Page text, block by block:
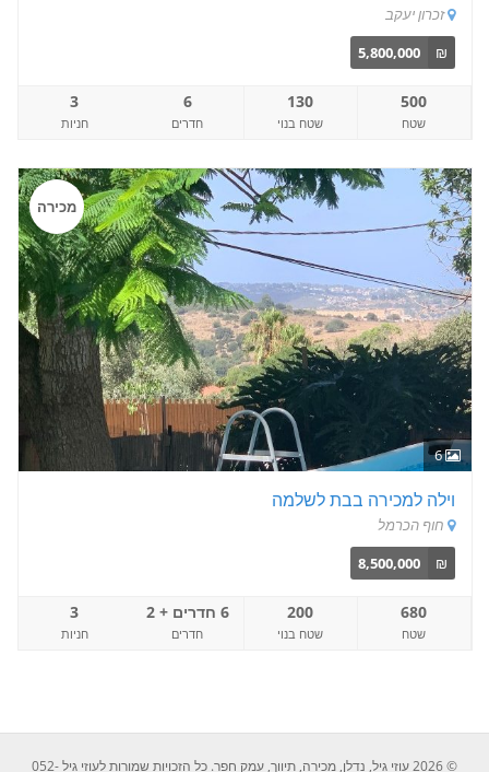
זכרון יעקב
₪
5,800,000
500
שטח
130
שטח בנוי
6
חדרים
3
חניות
6
מכירה
וילה למכירה בבת לשלמה
חוף הכרמל
₪
8,500,000
680
שטח
200
שטח בנוי
6 חדרים + 2
חדרים
3
חניות
© 2026 עוזי גיל, נדלן, מכירה, תיווך, עמק חפר. כל הזכויות שמורות לעוזי גיל 052-